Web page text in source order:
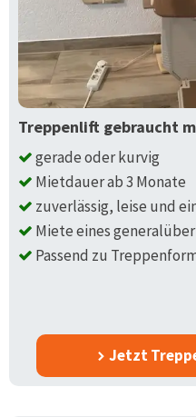
Treppenlift gebraucht
gerade oder kurvig
Mietdauer ab 3 Monate
zuverlässig, leise und
Miete eines
Passend zu
Jetzt